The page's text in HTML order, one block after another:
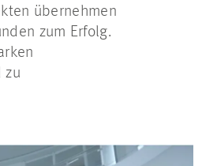
übernehmen
zum Erfolg.
zu